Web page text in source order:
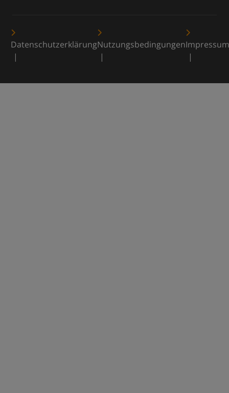
DatenschutzerklärungNutzungsbedingungenImpressum